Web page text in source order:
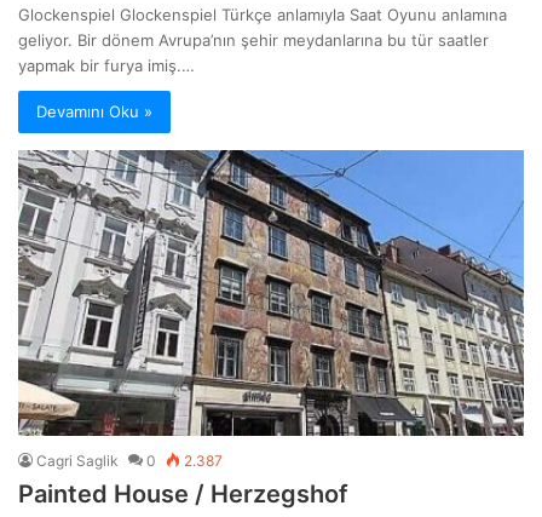
Glockenspiel Glockenspiel Türkçe anlamıyla Saat Oyunu anlamına
geliyor. Bir dönem Avrupa’nın şehir meydanlarına bu tür saatler
yapmak bir furya imiş.…
Devamını Oku »
Cagri Saglik 0 2.387
Painted House / Herzegshof